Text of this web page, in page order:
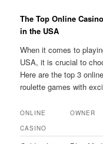
The Top Online
in the USA
When it comes to
USA, it is crucial to
Here are the top 3
roulette games with
ONLINE
CASINO
OWNER